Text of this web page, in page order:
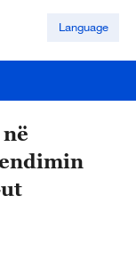
Language